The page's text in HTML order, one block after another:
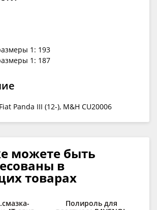
1: 193
1: 187
Panda III (12-), M&H CU20006
можете быть
в
товарах
Полироль для